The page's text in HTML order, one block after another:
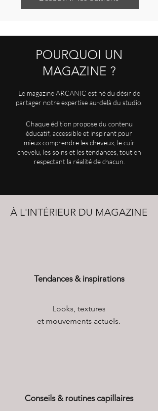
POURQUOI UN
MAGAZINE ?
Le magazine ARCANIC est né du désir de
partager notre expertise au-delà du studio.
Chaque édition propose du contenu
éducatif, accessibleet inspirant pour
mieux comprendre les cheveux, le cuir
chevelu, les soins et les tendances, tout en
respectant la réalité de chacun.
À L'INTÉRIEUR DU MAGAZINE
Tendances & inspirations
Looks, textures
et mouvements actuels.
Conseils & routines capillaires